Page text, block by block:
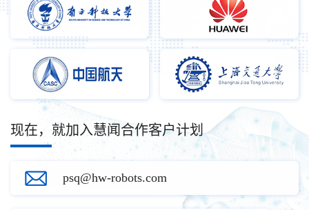
现在，就加入慧闻合作客户计划
psq@hw-robots.com